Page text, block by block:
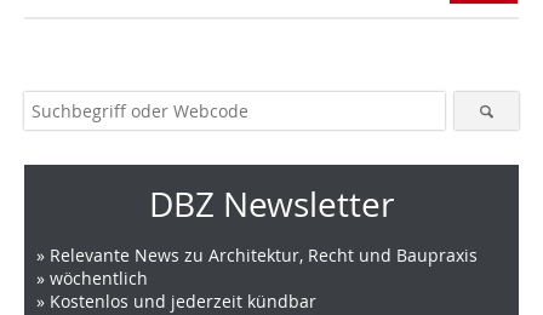
DBZ Newsletter
» Relevante News zu Architektur, Recht und Baupraxis
» wöchentlich
» Kostenlos und jederzeit kündbar